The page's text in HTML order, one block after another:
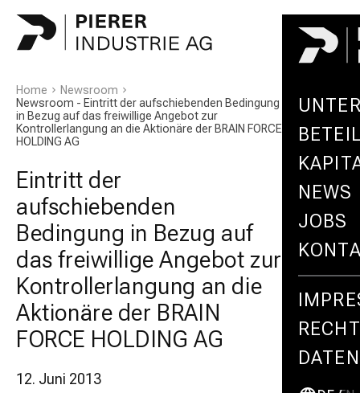
NEWS
JOBS
Home
Newsroom
Newsroom - Eintritt der aufschiebenden Bedingung
in Bezug auf das freiwillige Angebot zur
Kontrollerlangung an die Aktionäre der BRAIN FORCE
HOLDING AG
Eintritt der
aufschiebenden
Bedingung in Bezug auf
das freiwillige Angebot zur
Kontrollerlangung an die
Aktionäre der BRAIN
FORCE HOLDING AG
12. Juni 2013